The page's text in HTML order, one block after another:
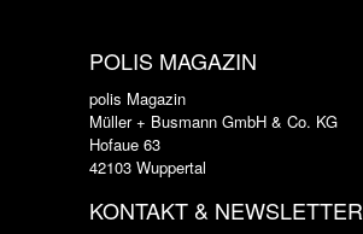
POLIS MAGAZIN
polis Magazin
Müller + Busmann GmbH & Co. KG
Hofaue 63
42103 Wuppertal
KONTAKT & NEWSLETTER